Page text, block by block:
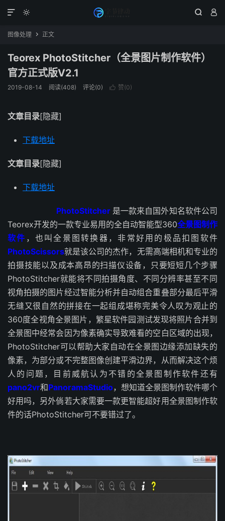
  

图像处理  正文
Teorex PhotoStitcher（全景图片制作软件）
官方正式版V2.1
2019-08-14 阅读(408) 评论(0)  赞(0)
文章目录[隐藏]
下载地址
文章目录[隐藏]
下载地址
PhotoStitcher 是一款来自国外知名软件公司
Teorex开发的一款专业易用的全自动智能型360全景图制作
软件 ，也叫全景图转换器，非常好用的极品扣图软件
PhotoScissors就是该公司的杰作，无需高端相机和专业的
拍摄技能以及成本高昂的扫描仪设备，只要短短几个步骤
PhotoStitcher就能将不同拍摄角度、不同分辨率甚至不同
视角拍摄的图片经过智能分析并自动组合重叠部分最后平滑
无缝又很自然的拼接在一起组成堪称完美令人叹为观止的
360度全视角全景图片，繁星软件园测试发现将照片合并到
全景图中经常会因为像素确实导致难看的空白区域的出现，
PhotoStitcher可以帮助大家自动在全景图边缘添加缺失的
像素，为部分或不完整图像创建平滑边界，从而解决这个烦
人的问题，目前威航认为不错的全景图制作软件还有
pano2vr和PanoramaStudio，想知道全景图制作软件哪个
好用吗，另外倘若大家需要一款更智能超好用全景图制作软
件的话PhotoStitcher可不要错过了。